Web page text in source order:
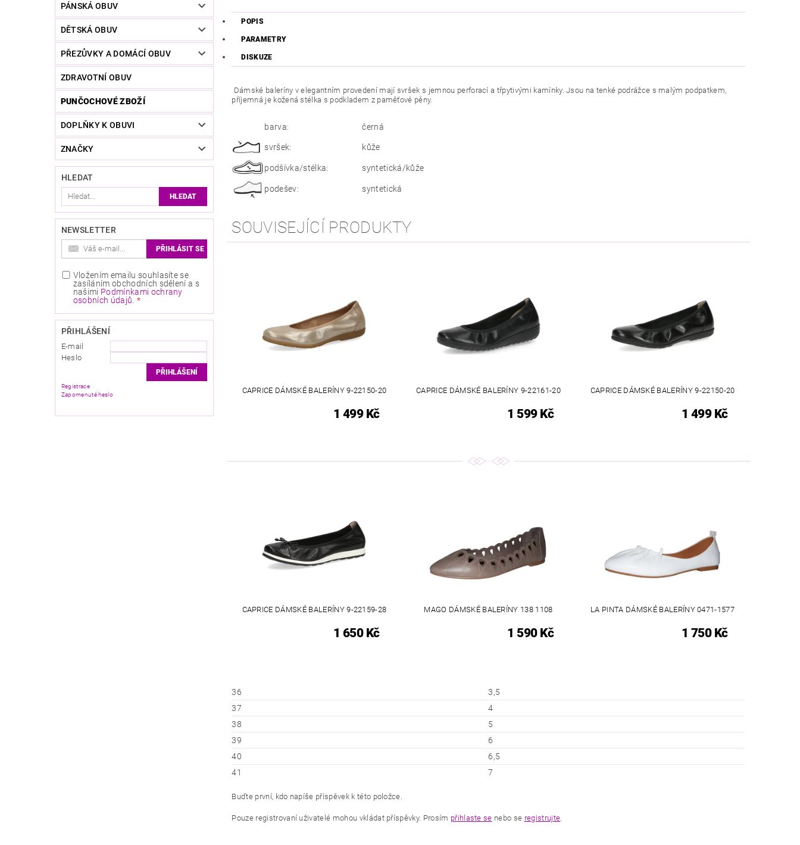
PÁNSKÁ OBUV
DĚTSKÁ OBUV
PŘEZŮVKY A DOMÁCÍ OBUV
ZDRAVOTNÍ OBUV
PUNČOCHOVÉ ZBOŽÍ
DOPLŇKY K OBUVI
ZNAČKY
HLEDAT
NEWSLETTER
Vložením emailu souhlasíte se
zasíláním obchodních sdělení a s
našimi Podmínkami ochrany
osobních údajů
PŘIHLÁŠENÍ
E-mail
Heslo
Registrace
Zapomenuté heslo
POPIS
PARAMETRY
DISKUZE
Dámské baleríny v elegantním provedení mají svršek s jemnou perforací a třpytivými kamínky. Jsou na tenké podrážce s malým podpatkem,
příjemná je kožená stélka s podkladem z paměťové pěny.
barva: černá
svršek: kůže
podšívka/stélka: syntetická/kůže
podešev: syntetická
SOUVISEJÍCÍ PRODUKTY
CAPRICE DÁMSKÉ BALERÍNY 9-22150-20
1 499 Kč
CAPRICE DÁMSKÉ BALERÍNY 9-22161-20
1 599 Kč
CAPRICE DÁMSKÉ BALERÍNY 9-22150-20
1 499 Kč
CAPRICE DÁMSKÉ BALERÍNY 9-22159-28
1 650 Kč
MAGO DÁMSKÉ BALERÍNY 138 1108
1 590 Kč
LA PINTA DÁMSKÉ BALERÍNY 0471-1577
1 750 Kč
36
3,5
37
4
38
5
39
6
40
6,5
41
7
Buďte první, kdo napíše příspěvek k této položce.
Pouze registrovaní uživatelé mohou vkládat příspěvky. Prosím přihlaste se nebo se registrujte